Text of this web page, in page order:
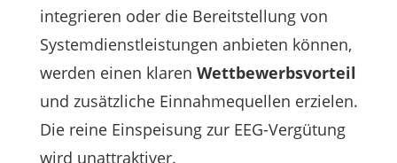
integrieren oder die Bereitstellung von
Systemdienstleistungen anbieten können,
werden einen klaren Wettbewerbsvorteil
und zusätzliche Einnahmequellen erzielen.
Die reine Einspeisung zur EEG-Vergütung
wird unattraktiver.